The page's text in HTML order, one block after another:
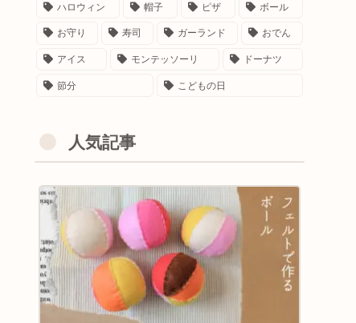
ハロウィン 帽子 ピザ ボール
お守り 寿司 ガーランド おでん
アイス モンテッソーリ ドーナツ
節分 こどもの日
人気記事